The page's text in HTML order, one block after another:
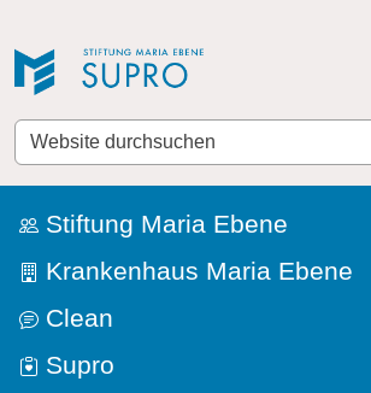
Website
durchsuchen
Stiftung Maria Ebene
Krankenhaus Maria Ebene
Clean
Supro